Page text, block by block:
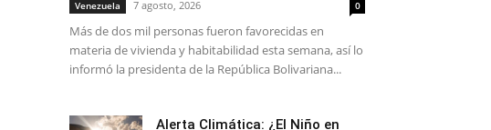
Venezuela 7 agosto, 2026 0
Más de dos mil personas fueron favorecidas en
materia de vivienda y habitabilidad esta semana, así lo
informó la presidenta de la República Bolivariana...
Alerta Climática: ¿El Niño en